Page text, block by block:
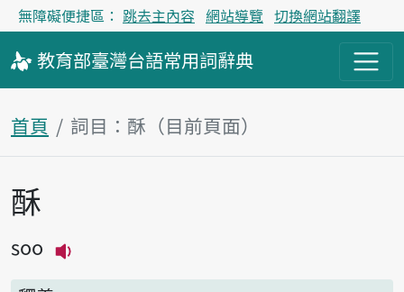
無障礙便捷區： 跳去主內容 網站導覽 切換網站翻譯
教育部臺灣台語常用詞辭典
首頁 詞目：酥（目前頁面）
主內容區塊
酥
soo